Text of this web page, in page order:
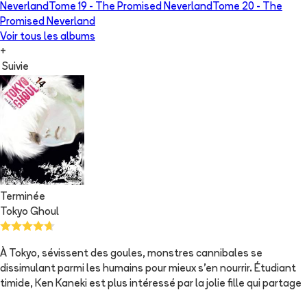
Neverland
Tome 19 - The Promised Neverland Tome 20 -
The
Promised Neverland
Voir tous les albums
+
Suivie
Terminée
Tokyo Ghoul
À Tokyo, sévissent des goules, monstres cannibales se
dissimulant parmi les humains pour mieux s'en nourrir. Étudiant
timide, Ken Kaneki est plus intéressé par la jolie fille qui partage